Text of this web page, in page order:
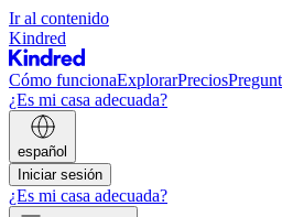
Ir al contenido
Kindred
Cómo funcionaExplorarPrecios
¿Es mi casa adecuada?
español
Iniciar sesión
¿Es mi casa adecuada?